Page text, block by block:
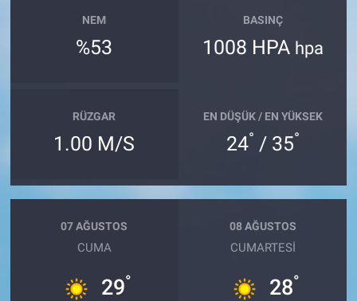
NEM
%53
BASINÇ
1008 HPA hpa
RÜZGAR
1.00 M/S
EN DÜŞÜK / EN YÜKSEK
24° / 35°
07 AĞUSTOS
CUMA
29°
08 AĞUSTOS
CUMARTESI
28°